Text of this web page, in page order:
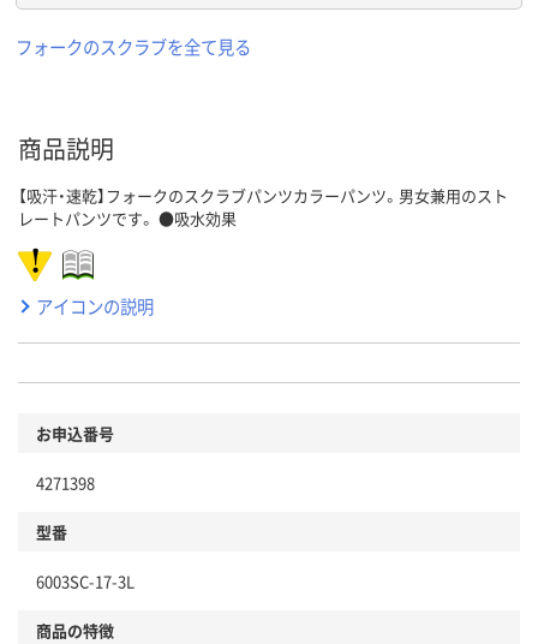
フォークのスクラブを全て見る
商品説明
【吸汗・速乾】フォークのスクラブパンツカラーパンツ。男女兼用のスト
レートパンツです。 ●吸水効果
アイコンの説明
お申込番号
4271398
型番
6003SC-17-3L
商品の特徴